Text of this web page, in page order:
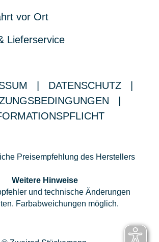
vor Ort
Lieferservice
DATENSCHUTZ
Preisempfehlung des Herstellers
Weitere Hinweise
und technische Änderungen
Farbabweichungen möglich.